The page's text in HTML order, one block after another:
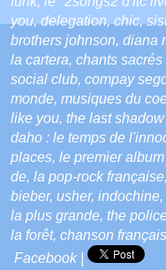
you,delegation,chic,
brothers johnson, diana
la cartera, chants sacrés
social club, compay
monde, musiques du
like you, the last
daho : le temps de
places, le premier
de, la pop-rock française
bieber, usher, indochine,
la plus grande, the
la forêt, chanson
Facebook|